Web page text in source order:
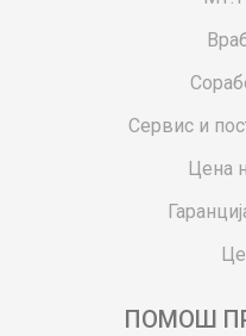
Сервис и
Цена
ПОМОШ